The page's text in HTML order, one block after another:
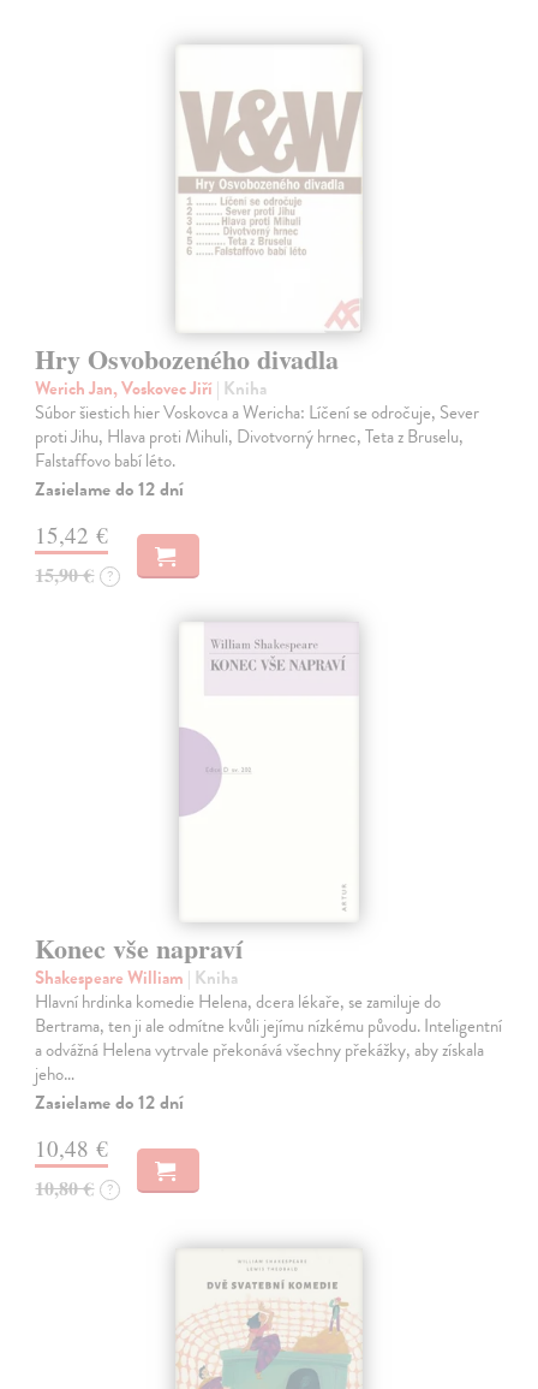
Hry Osvobozeného divadla
Werich Jan, Voskovec Jiří | Kniha
Súbor šiestich hier Voskovca a Wericha: Líčení se odročuje, Sever
proti Jihu, Hlava proti Mihuli, Divotvorný hrnec, Teta z Bruselu,
Falstaffovo babí léto.
Zasielame do 12 dní
15,42 €
15,90 € ?
Konec vše napraví
Shakespeare William | Kniha
Hlavní hrdinka komedie Helena, dcera lékaře, se zamiluje do
Bertrama, ten ji ale odmítne kvůli jejímu nízkému původu. Inteligentní
a odvážná Helena vytrvale překonává všechny překážky, aby získala
jeho…
Zasielame do 12 dní
10,48 €
10,80 € ?